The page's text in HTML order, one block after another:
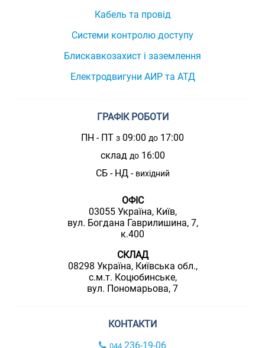
Кабель та провід
Системи контролю доступу
Блискавкозахист і заземлення
Електродвигуни АИР та АТД
ГРАФІК РОБОТИ
ПН - ПТ з 09:00 до 17:00
склад до16:00
СБ - НД - вихідний
ОФІС
03055 Україна, Київ,
вул. Богдана Гаврилишина, 7,
к.400
СКЛАД
08298 Україна, Київська обл.,
с.м.т. Коцюбинське,
вул. Пономарьова, 7
КОНТАКТИ
044 236-19-06